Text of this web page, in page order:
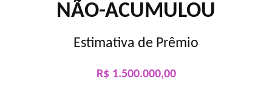
NÃO-ACUMULOU
Estimativa de Prêmio
R$ 1.500.000,00